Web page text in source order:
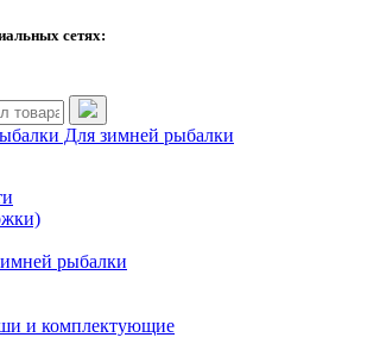
сетях:
Для зимней рыбалки
рыбалки
и комплектующие